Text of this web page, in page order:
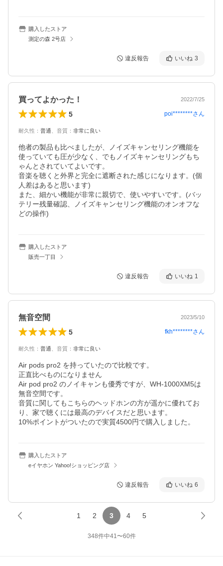
購入したストア
測定の森 2号店
違反報告 いいね 3
買ってよかった！ 2022/7/25
5 poi********さん
耐久性 ： 普通 音質 ： 非常に良い
他者の製品も比べましたが、ノイズキャンセリング機能を
使っていても圧が少なく、でもノイズキャンセリングもち
ゃんとされていてよいです。
音楽を聴くと外界と完全に遮断された感じになります。(個
人差はあると思います)
また、細かい機能が非常に親切で、使いやすいです。(バッ
テリー残量確認、ノイズキャンセリング機能のオンオフな
どの操作)
購入したストア
販売一丁目
違反報告 いいね 1
無音空間 2023/5/10
5 fkh********さん
耐久性 ： 普通 音質 ： 非常に良い
Air pods pro2 を持っていたので比較です。
正直比べものになりません
Air pod pro2 のノイキャンも優秀ですが、WH-1000XM5は
無音空間です。
音質に関してもこちらのヘッドホンの方が遥かに優れてお
り、家で聴くには最高のデバイスだと思います。
10%ポイントがついたので実質4500円で購入しました。
購入したストア
eイヤホン Yahoo!ショッピング店
違反報告 いいね 6
1 2 3 4 5
348件中41〜60件